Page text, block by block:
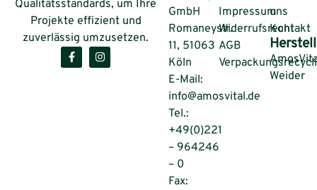
Qualitätsstandards, um Ihre
Projekte effizient und
zuverlässig umzusetzen.
GmbH
Romaneystr.
11, 51063
Köln
E-Mail:
info@amosvital.de
Tel.:
+49(0)221
– 964246
– 0
Fax:
Impressum
Widerrufsrecht
AGB
uns
Kontakt
Weider